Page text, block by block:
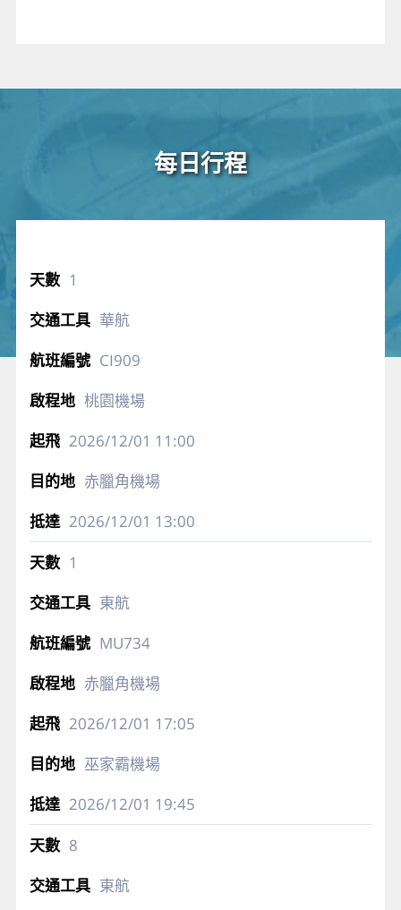
每日行程
1
華航
CI909
桃園機場
2026/12/01 11:00
赤臘角機場
2026/12/01 13:00
1
東航
MU734
赤臘角機場
2026/12/01 17:05
巫家霸機場
2026/12/01 19:45
8
東航